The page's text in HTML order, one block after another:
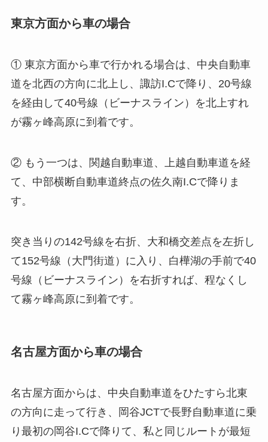
東京方面から車の場合
① 東京方面から車で行かれる場合は、中央自動車
道を北西の方向に北上し、諏訪I.Cで降り、20号線
を経由して40号線（ビーナスライン）を北上すれ
が霧ヶ峰高原に到着です。
② もう一つは、関越自動車道、上越自動車道を経
て、中部横断自動車道終点の佐久南I.Cで降りま
す。
突き当りの142号線を右折、大和橋交差点を左折し
て152号線（大門街道）に入り、白樺湖の手前で40
号線（ビーナスライン）を右折すれば、程なくし
て霧ヶ峰高原に到着です。
名古屋方面から車の場合
名古屋方面からは、中央自動車道をひたすら北東
の方向に走って行き、岡谷JCTで長野自動車道に乗
り最初の岡谷I.Cで降りて、私と同じルートが最短